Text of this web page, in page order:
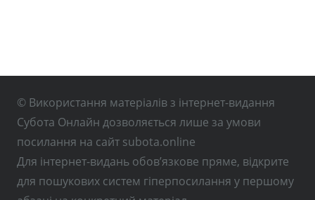
© Використання матеріалів з інтернет-видання
Субота Онлайн дозволяється лише за умови
посилання на сайт subota.online
Для інтернет-видань обов’язкове пряме, відкрите
для пошукових систем гіперпосилання у першому